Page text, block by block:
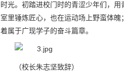
时光。初踏进校门时的青涩少年们，
室里锤炼匠心，也在运动场上野蛮体
着属于广现学子的奋斗篇章。
（校长朱志坚致辞）